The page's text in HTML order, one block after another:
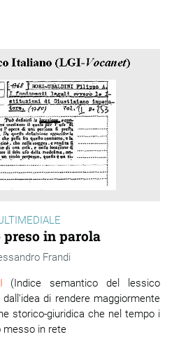
in parola
Frandi
(Indice semantico del lessico
di rendere maggiormente
storico-giuridica che nel tempo i
messo in rete